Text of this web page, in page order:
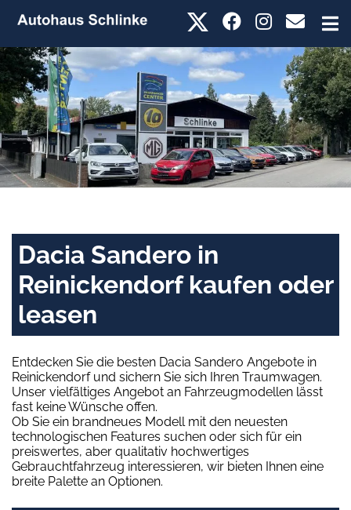
Dacia Sandero in
Reinickendorf kaufen oder
leasen
Entdecken Sie die besten Dacia Sandero Angebote in
Reinickendorf und sichern Sie sich Ihren Traumwagen.
Unser vielfältiges Angebot an Fahrzeugmodellen lässt
fast keine Wünsche offen.
Ob Sie ein brandneues Modell mit den neuesten
technologischen Features suchen oder sich für ein
preiswertes, aber qualitativ hochwertiges
Gebrauchtfahrzeug interessieren, wir bieten Ihnen eine
breite Palette an Optionen.